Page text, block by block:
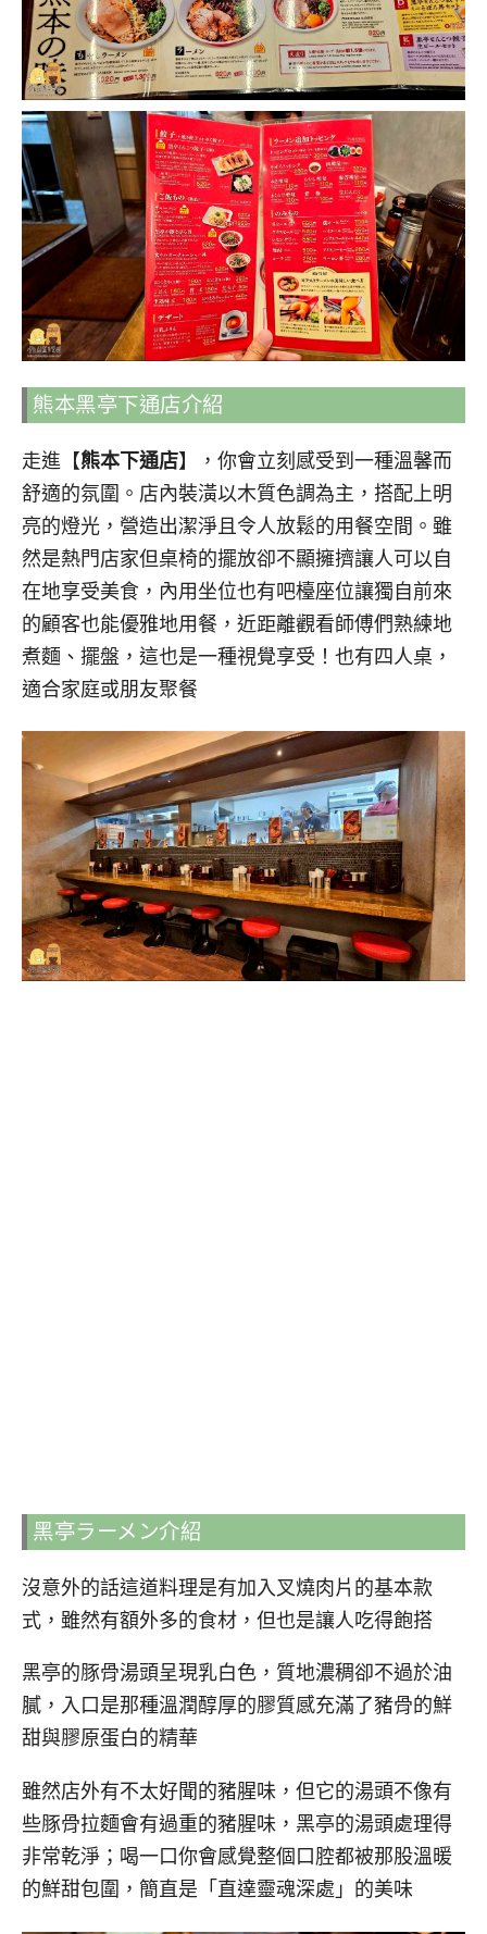
熊本黑亭下通店介紹
走進【熊本下通店】，你會立刻感受到一種溫馨而
舒適的氛圍。店內裝潢以木質色調為主，搭配上明
亮的燈光，營造出潔淨且令人放鬆的用餐空間。雖
然是熱門店家但桌椅的擺放卻不顯擁擠讓人可以自
在地享受美食，內用坐位也有吧檯座位讓獨自前來
的顧客也能優雅地用餐，近距離觀看師傅們熟練地
煮麵、擺盤，這也是一種視覺享受！也有四人桌，
適合家庭或朋友聚餐
黑亭ラーメン介紹
沒意外的話這道料理是有加入叉燒肉片的基本款
式，雖然有額外多的食材，但也是讓人吃得飽搭
黑亭的豚骨湯頭呈現乳白色，質地濃稠卻不過於油
膩，入口是那種溫潤醇厚的膠質感充滿了豬骨的鮮
甜與膠原蛋白的精華
雖然店外有不太好聞的豬腥味，但它的湯頭不像有
些豚骨拉麵會有過重的豬腥味，黑亭的湯頭處理得
非常乾淨；喝一口你會感覺整個口腔都被那股溫暖
的鮮甜包圍，簡直是「直達靈魂深處」的美味